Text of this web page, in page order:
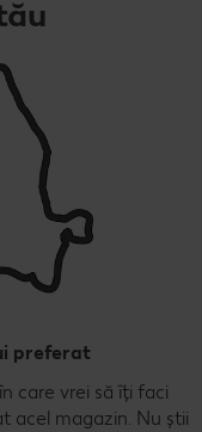
preferat
care vrei să îți faci
acel magazin. Nu știi